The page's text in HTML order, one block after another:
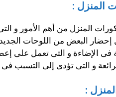
المنزل :
المنزل من أهم الأمور و
البعض من اللوحات
فى الإضاءة و التى تعمل على
و التى تؤدى إلى التسبب
: